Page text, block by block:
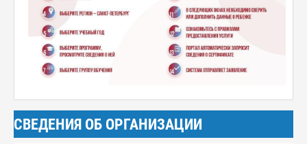
СВЕДЕНИЯ ОБ ОРГАНИЗАЦИИ